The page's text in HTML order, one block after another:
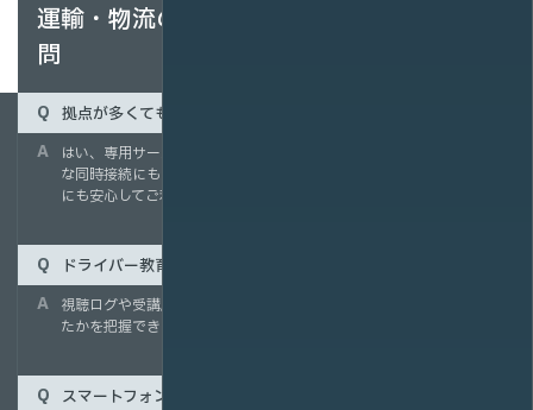
運輸・物流の動画配信に関するよくある質
問
拠点が多くてもライブ配信は安定して行えますか？
はい、専用サーバやクラウド型配信基盤を活用することで、大規模
な同時接続にも対応可能です。全国の拠点をつなぐ安全大会や研修
にも安心してご利用いただけます。
ドライバー教育や安全研修の進捗を管理できますか？
視聴ログや受講履歴を取得できる機能があり、誰がどこまで視聴し
たかを把握できます。eラーニング運用にも適しています。
スマートフォンやタブレットでも視聴できますか？